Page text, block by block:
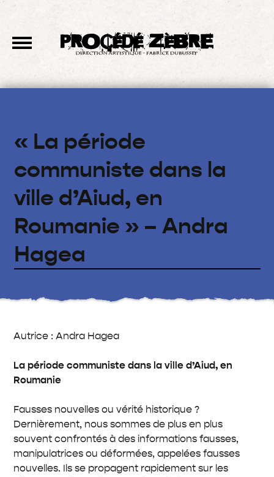
« La période
communiste dans la
ville d’Aiud, en
Roumanie » – Andra
Hagea
Autrice : Andra Hagea
La période communiste dans la ville d’Aiud, en
Roumanie
Fausses nouvelles ou vérité historique ?
Dernièrement, nous sommes de plus en plus
souvent confrontés à des informations fausses,
manipulatrices ou déformées, appelées fausses
nouvelles. Ils se propagent rapidement sur les